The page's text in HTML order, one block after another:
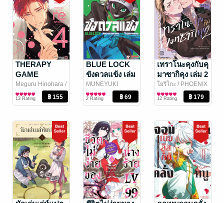
THERAPY
GAME
RESTART 04
Meguru Hinohara /
LUCKPIM
Publishing
การ์ตูน Boy Love /
Yaoi
13 Rating
BLUE LOCK
ขังดวลแข้ง เล่ม
36
MUNEYUKI
KANESHIRO/
Vibulkij Publishing
การ์ตูนทั่วไป
2 Rating
เทราโนะคุงกับคุ
มาซากิคุง เล่ม 2
(ฉบับการ์ตูน)
โยริโกะ / PHOENIX
NEXT
การ์ตูน Boy Love /
Yaoi
12 Rating